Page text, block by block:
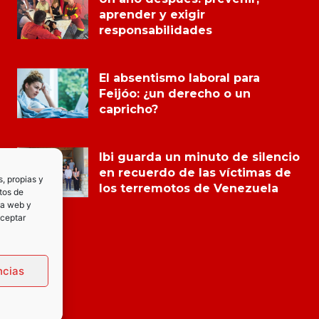
propias y
de
web y
aprender y exigir
responsabilidades
El absentismo laboral para
Feijóo: ¿un derecho o un
capricho?
Ibi guarda un minuto de silencio
en recuerdo de las víctimas de
los terremotos de Venezuela